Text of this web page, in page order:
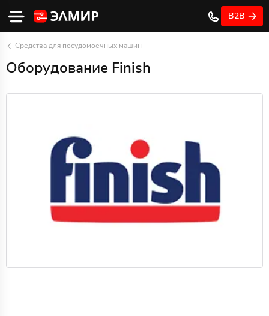
B2B
Средства для посудомоечных машин
Оборудование Finish